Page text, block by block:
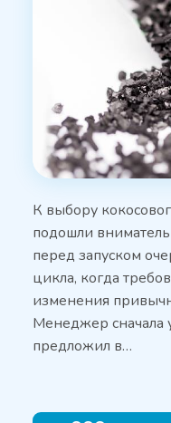
К выбору
подошли
перед запуском
цикла, когда
изменения
Менеджер сначала
предложил в…